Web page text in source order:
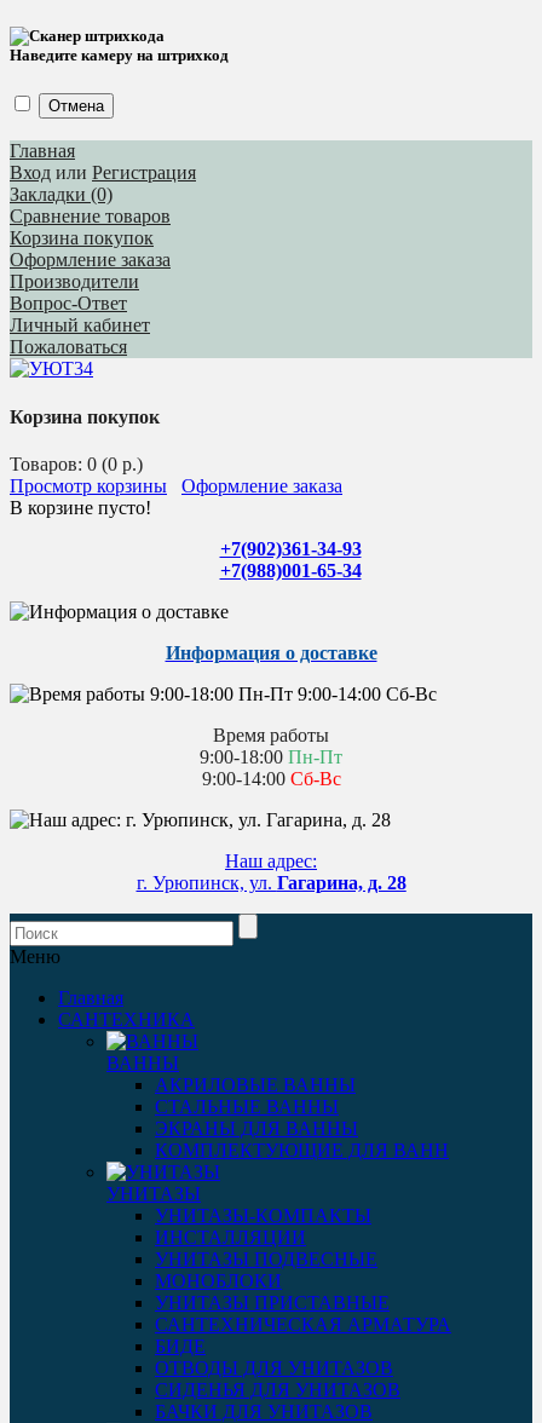
Наведите камеру на штрихкод
Отмена
Главная
Вход или Регистрация
Закладки (0)
Сравнение товаров
Корзина покупок
Оформление заказа
Производители
Вопрос-Ответ
Личный кабинет
Пожаловаться
Корзина покупок
Товаров: 0 (0 р.)
Просмотр корзины
Оформление заказа
В корзине пусто!
+7(902)361-34-93
+7(988)001-65-34
Информация о доставке
Время работы
9:00-18:00 Пн-Пт
9:00-14:00 Сб-Вс
Наш адрес:
г. Урюпинск, ул. Гагарина, д. 28
Меню
Главная
САНТЕХНИКА
ВАННЫ
АКРИЛОВЫЕ ВАННЫ
СТАЛЬНЫЕ ВАННЫ
ЭКРАНЫ ДЛЯ ВАННЫ
КОМПЛЕКТУЮЩИЕ ДЛЯ ВАНН
УНИТАЗЫ
УНИТАЗЫ-КОМПАКТЫ
ИНСТАЛЛЯЦИИ
УНИТАЗЫ ПОДВЕСНЫЕ
МОНОБЛОКИ
УНИТАЗЫ ПРИСТАВНЫЕ
САНТЕХНИЧЕСКАЯ АРМАТУРА
БИДЕ
ОТВОДЫ ДЛЯ УНИТАЗОВ
СИДЕНЬЯ ДЛЯ УНИТАЗОВ
БАЧКИ ДЛЯ УНИТАЗОВ